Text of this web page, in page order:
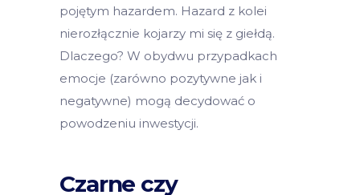
pojętym hazardem. Hazard z kolei
nierozłącznie kojarzy mi się z giełdą.
Dlaczego? W obydwu przypadkach
emocje (zarówno pozytywne jak i
negatywne) mogą decydować o
powodzeniu inwestycji.
Czarne czy